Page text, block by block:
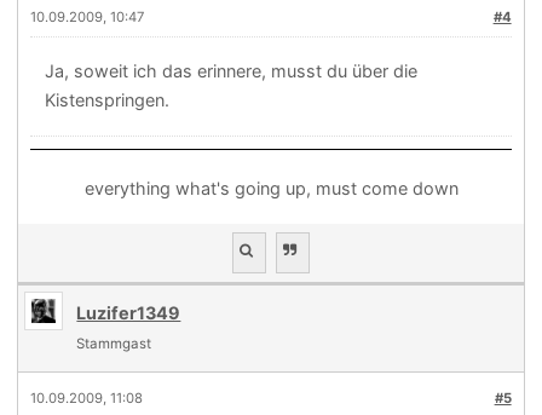
#4
10.09.2009, 10:47
Ja, soweit ich das erinnere, musst du über die
Kistenspringen.
everything what's going up, must come down
Luzifer1349
Stammgast
#5
10.09.2009, 11:08